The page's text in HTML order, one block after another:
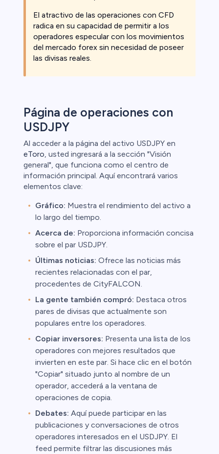
El atractivo de las operaciones con CFD
radica en su capacidad de permitir a los
operadores especular con los movimientos
del mercado forex sin necesidad de poseer
las divisas reales.
Página de operaciones con
USDJPY
Al acceder a la página del activo USDJPY en
eToro, usted ingresará a la sección "Visión
general", que funciona como el centro de
información principal. Aquí encontrará varios
elementos clave:
Gráfico: Muestra el rendimiento del activo a
lo largo del tiempo.
Acerca de: Proporciona información concisa
sobre el par USDJPY.
Últimas noticias: Ofrece las noticias más
recientes relacionadas con el par,
procedentes de CityFALCON.
La gente también compró: Destaca otros
pares de divisas que actualmente son
populares entre los operadores.
Copiar inversores: Presenta una lista de los
operadores con mejores resultados que
invierten en este par. Si hace clic en el botón
"Copiar" situado junto al nombre de un
operador, accederá a la ventana de
operaciones de copia.
Debates: Aquí puede participar en las
publicaciones y conversaciones de otros
operadores interesados en el USDJPY. El
feed permite filtrar las discusiones más